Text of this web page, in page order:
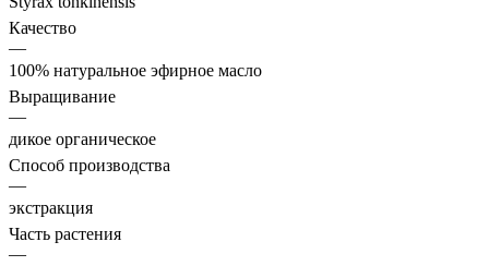
Качество
—
100% натуральное эфирное масло
Выращивание
—
дикое органическое
Способ производства
—
экстракция
Часть растения
—